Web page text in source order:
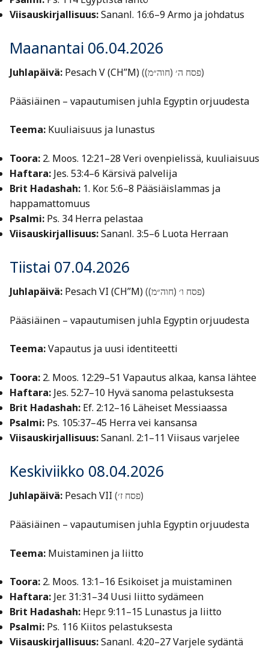
Viisauskirjallisuus:Sananl. 16:6–9 Armo ja johdatus
Maanantai 06.04.2026
Juhlapäivä: Pesach V (CH’’M) (פסח ה׳ (חוה״מ))
Pääsiäinen – vapautumisen juhla Egyptin orjuudesta
Teema: Kuuliaisuus ja lunastus
Toora: 2. Moos. 12:21–28 Veri ovenpielissä, kuuliaisuus
Haftara: Jes. 53:4–6 Kärsivä palvelija
Brit Hadashah: 1. Kor. 5:6–8 Pääsiäislammas ja
happamattomuus
Psalmi: Ps. 34 Herra pelastaa
Viisauskirjallisuus:Sananl. 3:5–6 Luota Herraan
Tiistai 07.04.2026
Juhlapäivä: Pesach VI (CH’’M) (פסח ו׳ (חוה״מ))
Pääsiäinen – vapautumisen juhla Egyptin orjuudesta
Teema:Vapautus ja uusi identiteetti
Toora: 2. Moos. 12:29–51 Vapautus alkaa, kansa lähtee
Haftara: Jes. 52:7–10 Hyvä sanoma pelastuksesta
Brit Hadashah: Ef. 2:12–16 Läheiset Messiaassa
Psalmi: Ps. 105:37–45 Herra vei kansansa
Viisauskirjallisuus:Sananl. 2:1–11 Viisaus varjelee
Keskiviikko 08.04.2026
Juhlapäivä: Pesach VII (פסח ז׳)
Pääsiäinen – vapautumisen juhla Egyptin orjuudesta
Teema: Muistaminen ja liitto
Toora: 2. Moos. 13:1–16 Esikoiset ja muistaminen
Haftara: Jer. 31:31–34 Uusi liitto sydämeen
Brit Hadashah: Hepr. 9:11–15 Lunastus ja liitto
Psalmi: Ps. 116 Kiitos pelastuksesta
Viisauskirjallisuus:Sananl. 4:20–27 Varjele sydäntä